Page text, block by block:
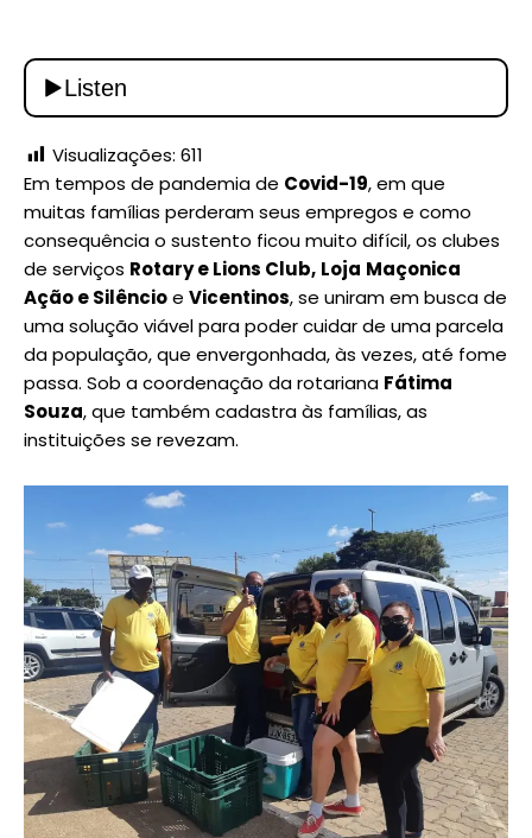
Visualizações: 611
Em tempos de pandemia de Covid-19, em que
muitas famílias perderam seus empregos e como
consequência o sustento ficou muito difícil, os clubes
de serviços Rotary e Lions Club, Loja Maçonica
Ação e Silêncioe Vicentinos, se uniram em busca de
uma solução viável para poder cuidar de uma parcela
da população, que envergonhada, às vezes, até fome
passa. Sob a coordenação da rotariana Fátima
Souza, que também cadastra às famílias, as
instituições se revezam.